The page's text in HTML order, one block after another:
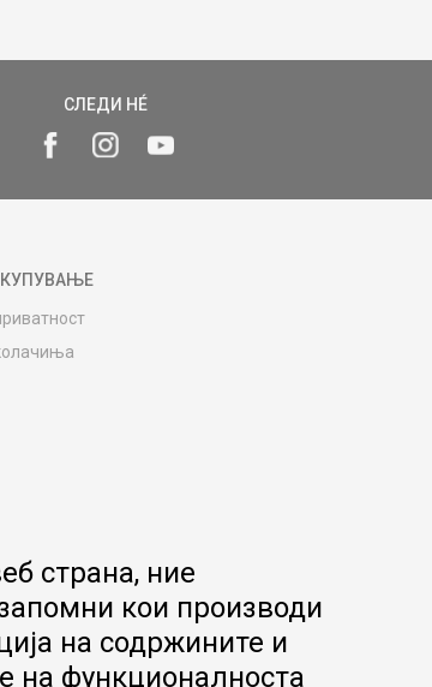
СЛЕДИ НÉ
страна, ние
кои производи
на содржините и
на функционалноста